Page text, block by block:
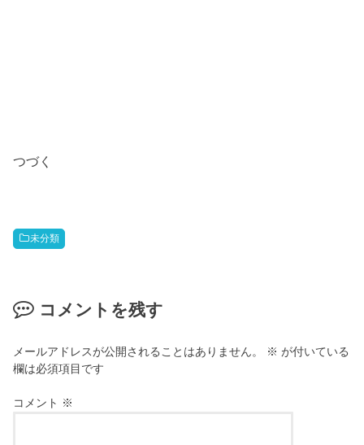
つづく
未分類
コメントを残す
メールアドレスが公開されることはありません。 ※ が付いている
欄は必須項目です
コメント ※